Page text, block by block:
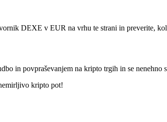
DEXE v EUR na vrhu te strani in preverite,
in povpraševanjem na kripto trgih in se nenehno
kripto pot!